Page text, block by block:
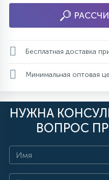
Бесплатная доставка
Минимальная оптовая
НУЖНА
ВОПРОС